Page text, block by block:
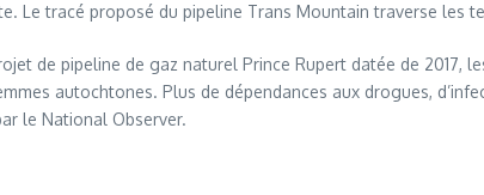
Le tracé proposé du pipeline Trans Mountain traverse les
de pipeline de gaz naturel Prince Rupert datée de 2017,
autochtones. Plus de dépendances aux drogues,
le National Observer.